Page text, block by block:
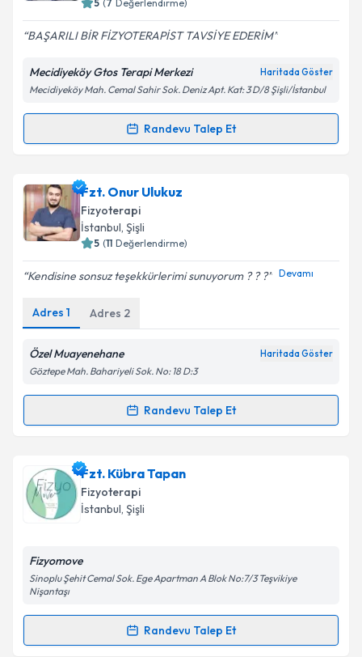
Kişisel verilerimin işlenmesine ilişkinAydınlatma
Metni'ni okudum ve kişisel verilerimin belirtilen
kapsamda işlenmesini kabul ediyorum.
5 (7 Değerlendirme)
BAŞARILI BİR FİZYOTERAPİST TAVSİYE EDERİM
Mecidiyeköy Gtos Terapi Merkezi Haritada Göster
Mecidiyeköy Mah. Cemal Sahir Sok. Deniz Apt. Kat: 3 D/8 Şişli/İstanbul
Randevu Talep Et
Randevu Takvimi Talebi
Fzt. Ersin Severiçin randevu takvimi talebi oluşturun.
Size bu uzmandan randevu almanız için bir takvim
hazırlandığında e-posta ile bilgilendireceğiz.
Metni'ni okudum ve kişisel verilerimin belirtilen
kapsamda işlenmesini kabul ediyorum.
Takvim Talebini Gönder
Fzt. Onur Ulukuz
Fizyoterapi
İstanbul, Şişli
5 (11 Değerlendirme)
Kendisine sonsuz teşekkürlerimi sunuyorum ? ? ? Devamı
Adres 1 Adres 2
Özel Muayenehane Haritada Göster
Göztepe Mah. Bahariyeli Sok. No: 18 D:3
Randevu Talep Et
Randevu Takvimi Talebi
Fzt. Onur Ulukuziçin randevu takvimi talebi
oluşturun. Size bu uzmandan randevu almanız için bir
takvim hazırlandığında e-posta ile bilgilendireceğiz.
Kişisel verilerimin işlenmesine ilişkinAydınlatma
'ni okudum ve kişisel verilerimin belirtilen
kapsamda işlenmesini kabul ediyorum.
Fzt. Kübra Tapan
Fizyoterapi
İstanbul, Şişli
Fizyomove
Sinoplu Şehit Cemal Sok. Ege Apartman A Blok No:7/3 Teşvikiye
Nişantaşı
Randevu Talep Et
Randevu Takvimi Talebi